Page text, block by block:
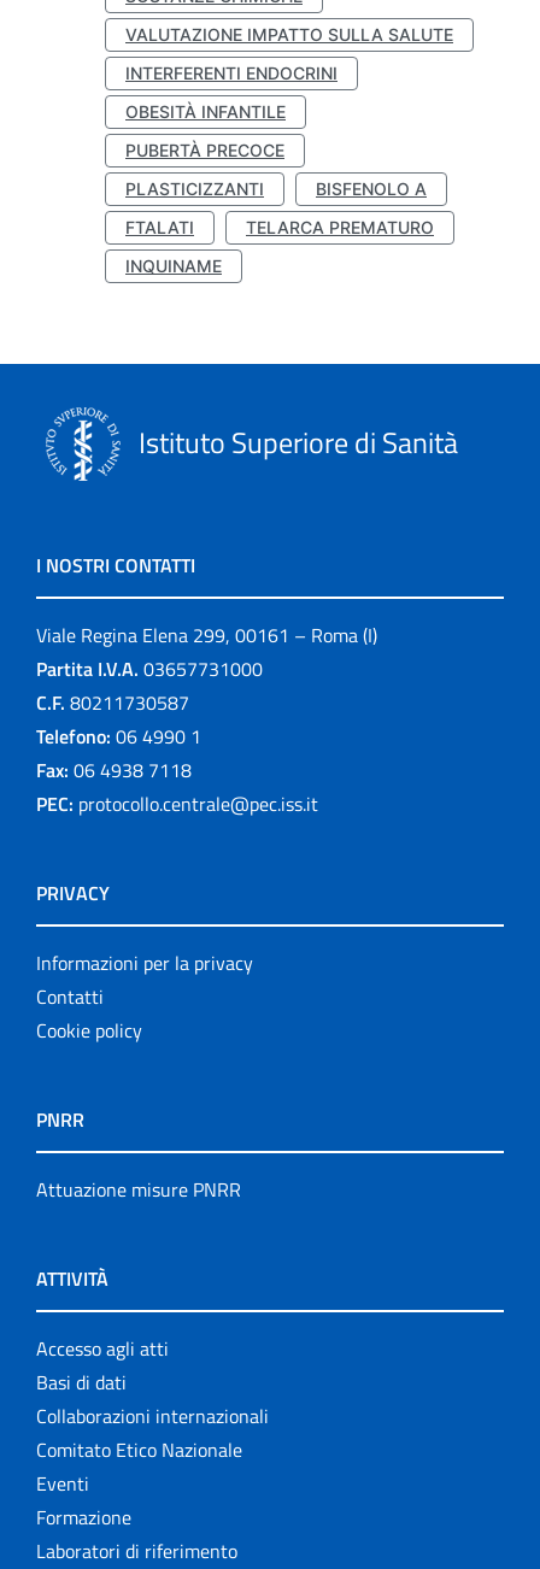
VALUTAZIONE IMPATTO SULLA SALUTE
INTERFERENTI ENDOCRINI
OBESITÀ INFANTILE
PUBERTÀ PRECOCE
PLASTICIZZANTI
BISFENOLO A
FTALATI
TELARCA PREMATURO
INQUINAME
Istituto Superiore di Sanità
I NOSTRI CONTATTI
Viale Regina Elena 299, 00161 – Roma (I)
Partita I.V.A. 03657731000
C.F. 80211730587
Telefono: 06 4990 1
Fax: 06 4938 7118
PEC: protocollo.centrale@pec.iss.it
PRIVACY
Informazioni per la privacy
Contatti
Cookie policy
PNRR
Attuazione misure PNRR
ATTIVITÀ
Accesso agli atti
Basi di dati
Collaborazioni internazionali
Comitato Etico Nazionale
Eventi
Formazione
Laboratori di riferimento